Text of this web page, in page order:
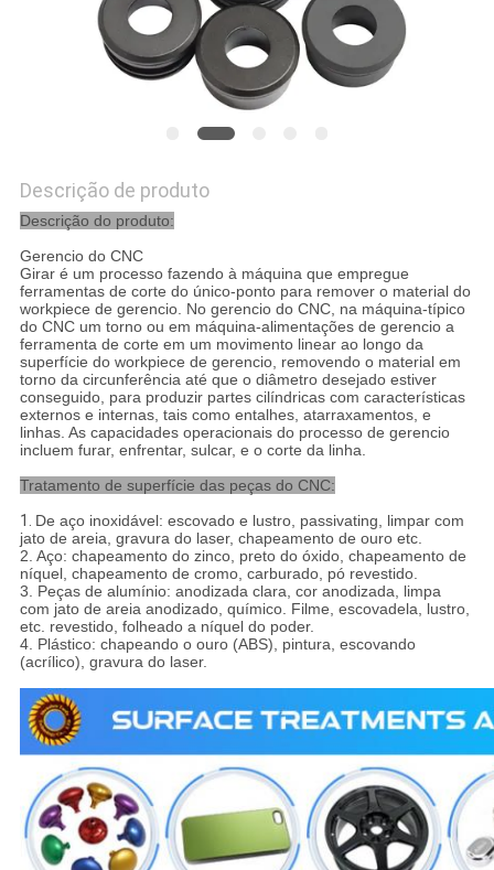
Descrição de produto
Descrição do produto:
Gerencio do CNC
Girar é um processo fazendo à máquina que empregue
ferramentas de corte do único-ponto para remover o material do
workpiece de gerencio. No gerencio do CNC, na máquina-típico
do CNC um torno ou em máquina-alimentações de gerencio a
ferramenta de corte em um movimento linear ao longo da
superfície do workpiece de gerencio, removendo o material em
torno da circunferência até que o diâmetro desejado estiver
conseguido, para produzir partes cilíndricas com características
externos e internas, tais como entalhes, atarraxamentos, e
linhas. As capacidades operacionais do processo de gerencio
incluem furar, enfrentar, sulcar, e o corte da linha.
Tratamento de superfície das peças do CNC:
1. De aço inoxidável: escovado e lustro, passivating, limpar com
jato de areia, gravura do laser, chapeamento de ouro etc.
2. Aço: chapeamento do zinco, preto do óxido, chapeamento de
níquel, chapeamento de cromo, carburado, pó revestido.
3. Peças de alumínio: anodizada clara, cor anodizada, limpa
com jato de areia anodizado, químico. Filme, escovadela, lustro,
etc. revestido, folheado a níquel do poder.
4. Plástico: chapeando o ouro (ABS), pintura, escovando
(acrílico), gravura do laser.